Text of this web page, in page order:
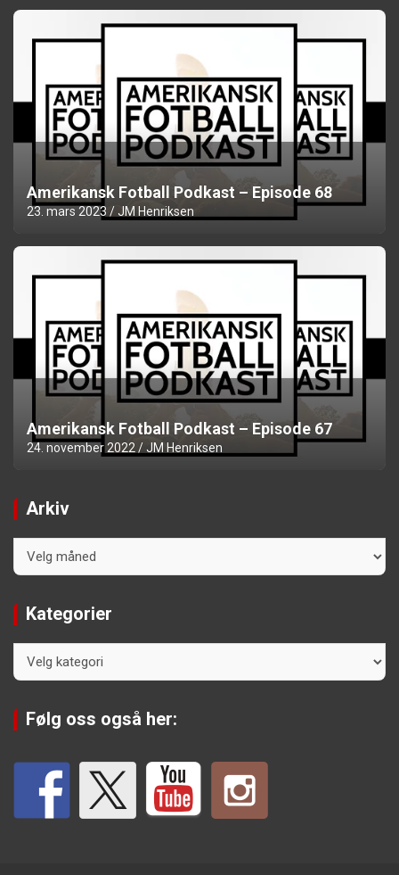
Amerikansk Fotball Podkast – Episode 68
23. mars 2023 JM Henriksen
Amerikansk Fotball Podkast – Episode 67
24. november 2022 JM Henriksen
Arkiv
Kategorier
Følg oss også her: